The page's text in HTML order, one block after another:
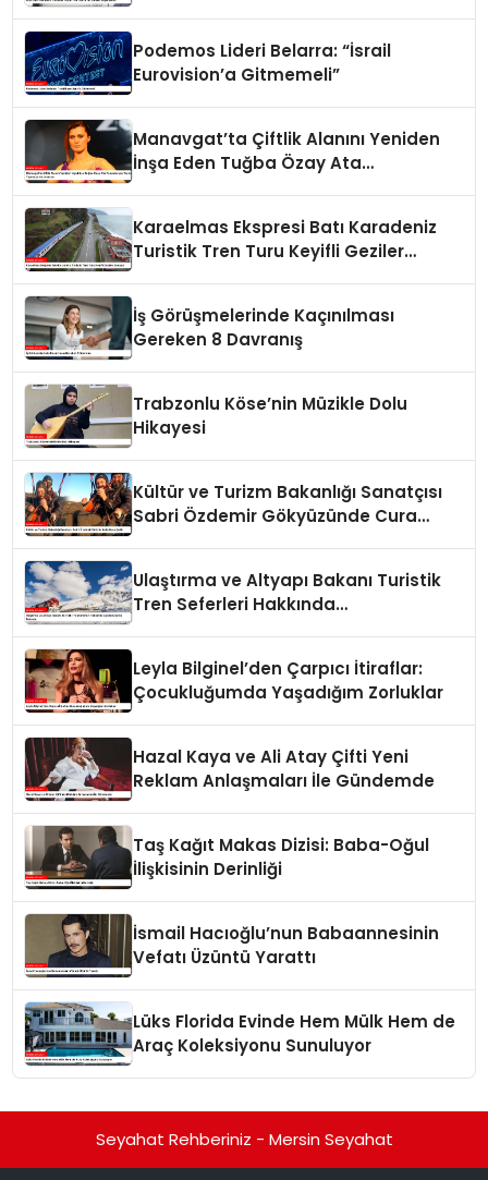
Podemos Lideri Belarra: “İsrail
Eurovision’a Gitmemeli”
Manavgat’ta Çiftlik Alanını Yeniden
İnşa Eden Tuğba Özay Ata
Karaelmas Ekspresi Batı Karadeniz
Turistik Tren Turu Keyifli Geziler
İş Görüşmelerinde Kaçınılması
Gereken 8 Davranış
Trabzonlu Köse’nin Müzikle Dolu
Hikayesi
Kültür ve Turizm Bakanlığı Sanatçısı
Sabri Özdemir Gökyüzünde Cura
Ulaştırma ve Altyapı Bakanı Turistik
Tren Seferleri Hakkında
Leyla Bilginel’den Çarpıcı İtiraflar:
Çocukluğumda Yaşadığım Zorluklar
Hazal Kaya ve Ali Atay Çifti Yeni
Reklam Anlaşmaları İle Gündemde
Taş Kağıt Makas Dizisi: Baba-Oğul
İlişkisinin Derinliği
İsmail Hacıoğlu’nun Babaannesinin
Vefatı Üzüntü Yarattı
Lüks Florida Evinde Hem Mülk Hem de
Araç Koleksiyonu Sunuluyor
Seyahat Rehberiniz - Mersin Seyahat